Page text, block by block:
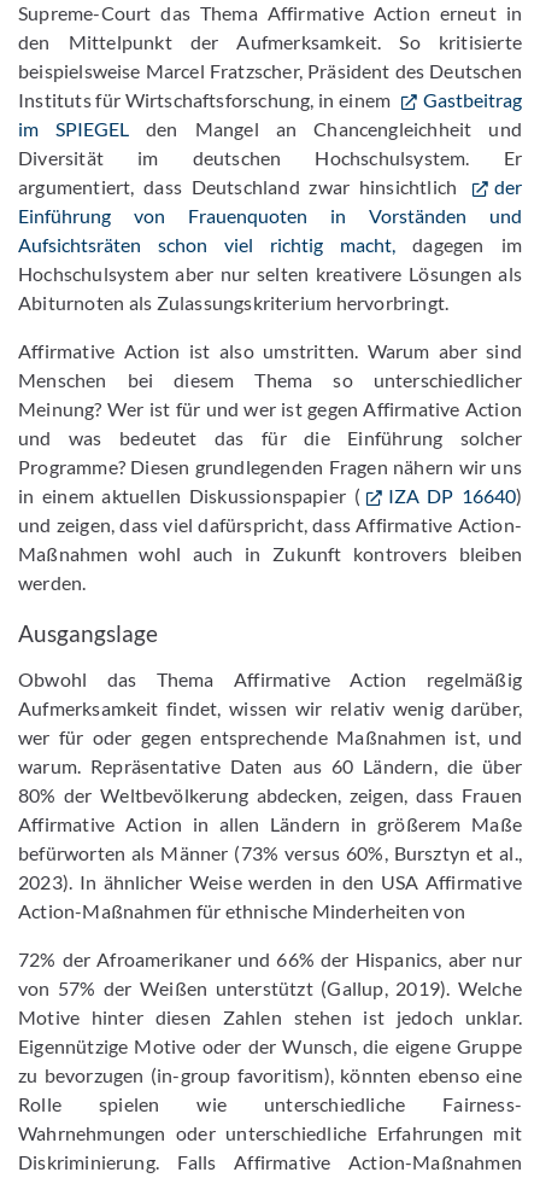
Supreme-Court das Thema Affirmative Action erneut in
den Mittelpunkt der Aufmerksamkeit. So kritisierte
beispielsweise Marcel Fratzscher, Präsident des Deutschen
Instituts für Wirtschaftsforschung, in einem
Gastbeitrag
im SPIEGELden Mangel an Chancengleichheit und
Diversität im deutschen Hochschulsystem. Er
argumentiert, dass Deutschland zwar hinsichtlich
der
Einführung von Frauenquoten in Vorständen und
Aufsichtsräten schon viel richtig macht, dagegen im
Hochschulsystem aber nur selten kreativere Lösungen als
Abiturnoten als Zulassungskriterium hervorbringt.
Affirmative Action ist also umstritten. Warum aber sind
Menschen bei diesem Thema so unterschiedlicher
Meinung? Wer ist für und wer ist gegen Affirmative Action
und was bedeutet das für die Einführung solcher
Programme? Diesen grundlegenden Fragen nähern wir uns
in einem aktuellen Diskussionspapier (
IZA DP 16640)
und zeigen, dass viel dafürspricht, dass Affirmative Action-
Maßnahmen wohl auch in Zukunft kontrovers bleiben
werden.
Ausgangslage
Obwohl das Thema Affirmative Action regelmäßig
Aufmerksamkeit findet, wissen wir relativ wenig darüber,
wer für oder gegen entsprechende Maßnahmen ist, und
warum. Repräsentative Daten aus 60 Ländern, die über
80% der Weltbevölkerung abdecken, zeigen, dass Frauen
Affirmative Action in allen Ländern in größerem Maße
befürworten als Männer (73% versus 60%, Bursztyn et al.,
2023). In ähnlicher Weise werden in den USA Affirmative
Action-Maßnahmen für ethnische Minderheiten von
72% der Afroamerikaner und 66% der Hispanics, aber nur
von 57% der Weißen unterstützt (Gallup, 2019). Welche
Motive hinter diesen Zahlen stehen ist jedoch unklar.
Eigennützige Motive oder der Wunsch, die eigene Gruppe
zu bevorzugen (in-group favoritism), könnten ebenso eine
Rolle spielen wie unterschiedliche Fairness-
Wahrnehmungen oder unterschiedliche Erfahrungen mit
Diskriminierung. Falls Affirmative Action-Maßnahmen